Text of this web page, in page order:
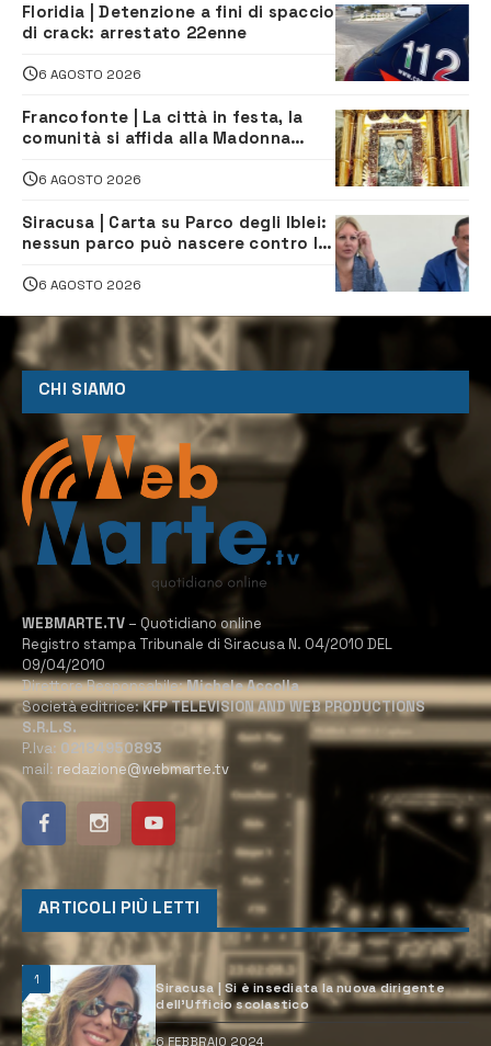
Floridia | Detenzione a fini di spaccio
di crack: arrestato 22enne
6 AGOSTO 2026
Francofonte | La città in festa, la
comunità si affida alla Madonna
6 AGOSTO 2026
Siracusa | Carta su Parco degli Iblei:
nessun parco può nascere contro le
6 AGOSTO 2026
CHI SIAMO
WEBMARTE.TV – Quotidiano online
Registro stampa Tribunale di Siracusa N. 04/2010 DEL
09/04/2010
Direttore Responsabile:Michele Accolla
Società editrice:KFP TELEVISION AND WEB PRODUCTIONS
S.R.L.S.
P.Iva: 02184950893
mail: redazione@webmarte.tv
ARTICOLI PIÙ LETTI
1
Siracusa | Si è insediata la nuova dirigente
dell’Ufficio scolastico
6 FEBBRAIO 2024